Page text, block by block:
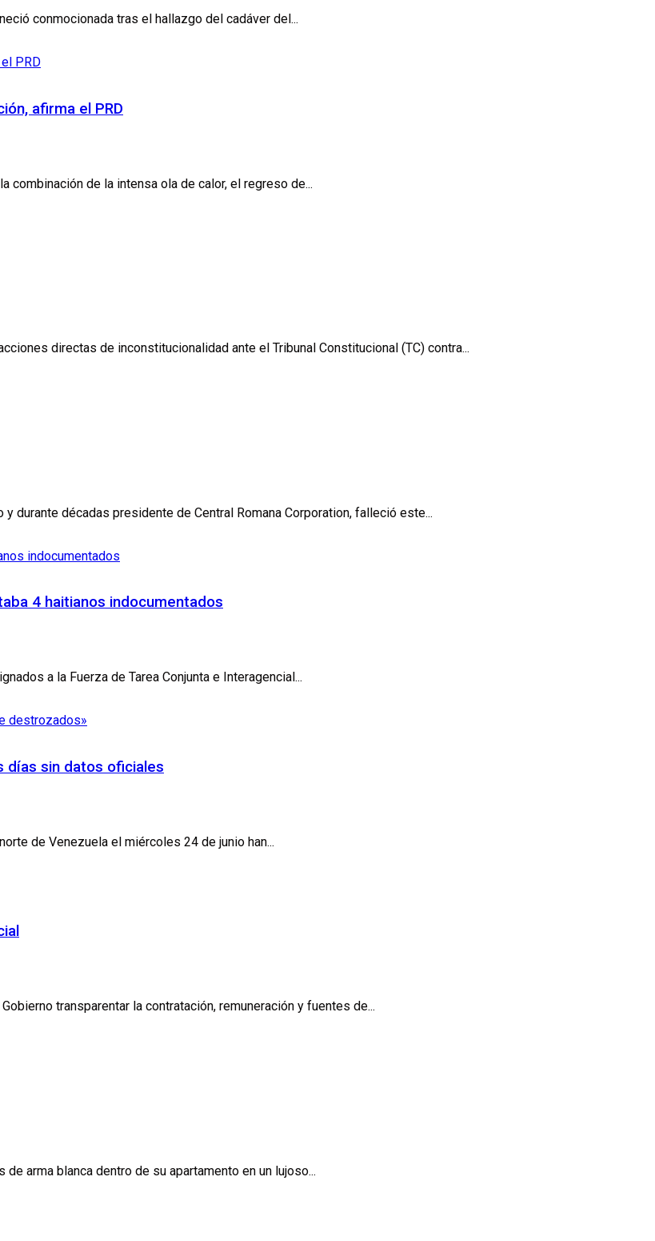
conmocionada tras el hallazgo del cadáver del...
afirma el PRD
combinación de la intensa ola de calor, el regreso de...
directas de inconstitucionalidad ante el Tribunal Constitucional (TC) contra...
durante décadas presidente de Central Romana Corporation, falleció este...
4 haitianos indocumentados
a la Fuerza de Tarea Conjunta e Interagencial...
días sin datos oficiales
de Venezuela el miércoles 24 de junio han...
transparentar la contratación, remuneración y fuentes de...
arma blanca dentro de su apartamento en un lujoso...